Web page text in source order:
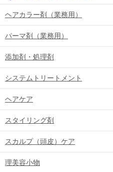
ヘアカラー剤（業務用）
パーマ剤（業務用）
添加剤・処理剤
システムトリートメント
ヘアケア
スタイリング剤
スカルプ（頭皮）ケア
理美容小物